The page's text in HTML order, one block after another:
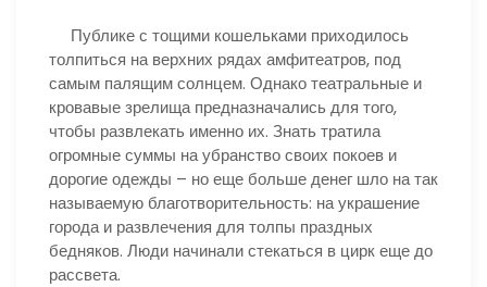
Публике с тощими кошельками приходилось
толпиться на верхних рядах амфитеатров, под
самым палящим солнцем. Однако театральные и
кровавые зрелища предназначались для того,
чтобы развлекать именно их. Знать тратила
огромные суммы на убранство своих покоев и
дорогие одежды – но еще больше денег шло на так
называемую благотворительность: на украшение
города и развлечения для толпы праздных
бедняков. Люди начинали стекаться в цирк еще до
рассвета.